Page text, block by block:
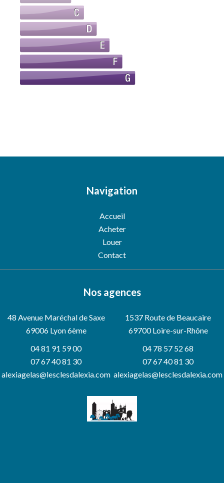
Navigation
Accueil
Acheter
Louer
Contact
Nos agences
48 Avenue Maréchal de Saxe
69006Lyon 6ème
04 81 91 59 00
07 67 40 81 30
alexiagelas@lesclesdalexia.com
1537 Route de Beaucaire
69700 Loire-sur-Rhône
04 78 57 52 68
07 67 40 81 30
alexiagelas@lesclesdalexia.com